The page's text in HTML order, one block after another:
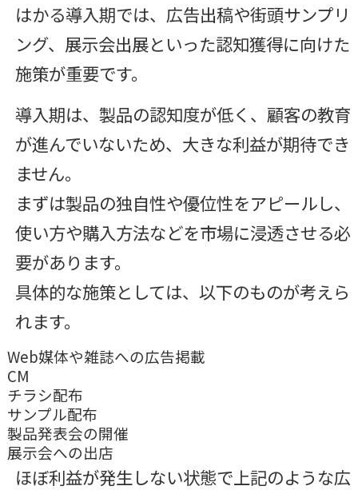
はかる導入期では、広告出稿や街頭サンプリ
ング、展示会出展といった認知獲得に向けた
施策が重要です。
導入期は、製品の認知度が低く、顧客の教育
が進んでいないため、大きな利益が期待でき
ません。
まずは製品の独自性や優位性をアピールし、
使い方や購入方法などを市場に浸透させる必
要があります。
具体的な施策としては、以下のものが考えら
れます。
Web媒体や雑誌への広告掲載
CM
チラシ配布
サンプル配布
製品発表会の開催
展示会への出店
ほぼ利益が発生しない状態で上記のような広